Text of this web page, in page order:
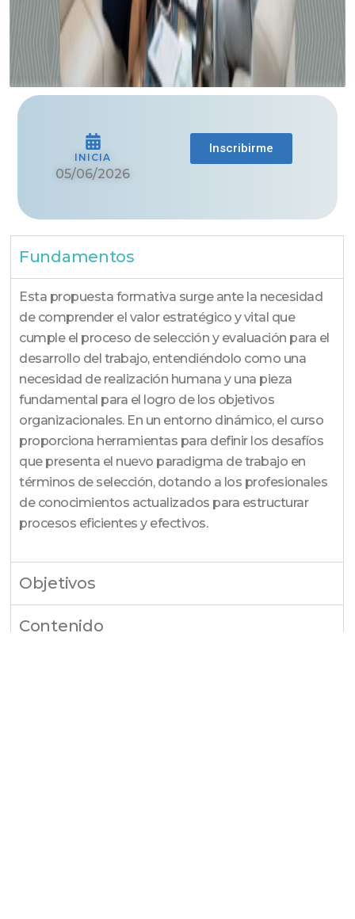
INICIA
05/06/2026
Inscribirme
Fundamentos
Esta propuesta formativa surge ante la necesidad
de comprender el valor estratégico y vital que
cumple el proceso de selección y evaluación para el
desarrollo del trabajo, entendiéndolo como una
necesidad de realización humana y una pieza
fundamental para el logro de los objetivos
organizacionales. En un entorno dinámico, el curso
proporciona herramientas para definir los desafíos
que presenta el nuevo paradigma de trabajo en
términos de selección, dotando a los profesionales
de conocimientos actualizados para estructurar
procesos eficientes y efectivos.
Objetivos
Contenido